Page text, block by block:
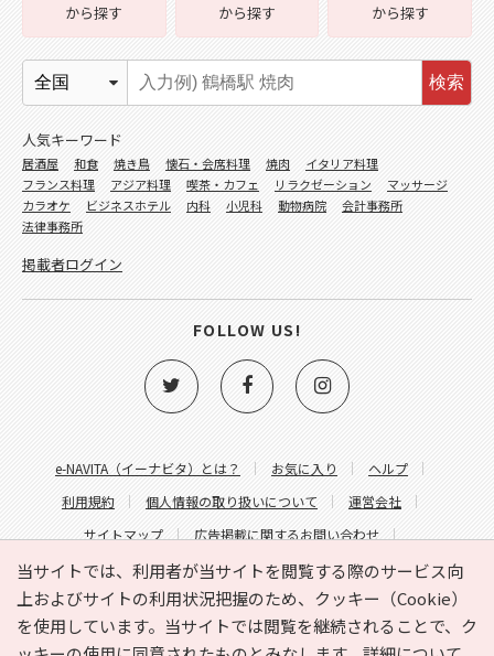
当サイトでは、利用者が当サイトを閲覧する際のサービス向
上およびサイトの利用状況把握のため、クッキー（Cookie）
を使用しています。当サイトでは閲覧を継続されることで、ク
e-NAVITA（イーナビタ）とは？ お気に入り
ヘルプ
利用規約
個人情報の取り扱いについて
運営会社
サイトマップ
広告掲載に関するお問い合わせ
サイトの内容に関するお問い合わせ
から探す
から探す
から探す
検索
人気キーワード
居酒屋 和食 焼き鳥 懐石・会席料理 焼肉
イタリア料理
フランス料理
アジア料理 喫茶・カフェ リラクゼーション
マッサージ
カラオケ
ビジネスホテル 内科 小児科 動物病院
会計事務所
法律事務所
掲載者ログイン
FOLLOW US!